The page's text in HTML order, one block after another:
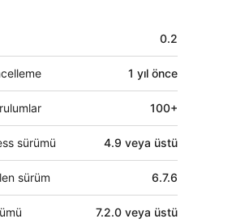
0.2
1 yıl önce
100+
sürümü 4.9 veya üstü
sürüm 6.7.6
7.2.0 veya üstü